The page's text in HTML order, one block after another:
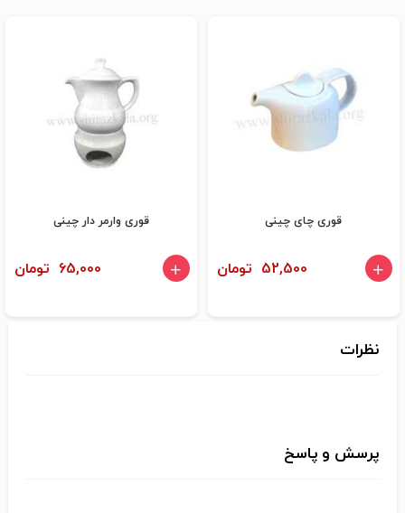
قوری چای چینی
52,500 تومان
قوری وارمر دار چینی
65,000 تومان
نظرات
پرسش و پاسخ